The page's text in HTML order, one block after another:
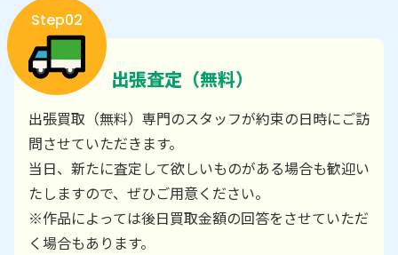
Step02
出張査定（無料）
出張買取（無料）専門のスタッフが約束の日時にご訪
問させていただきます。
当日、新たに査定して欲しいものがある場合も歓迎い
たしますので、ぜひご用意ください。
※作品によっては後日買取金額の回答をさせていただ
く場合もあります。